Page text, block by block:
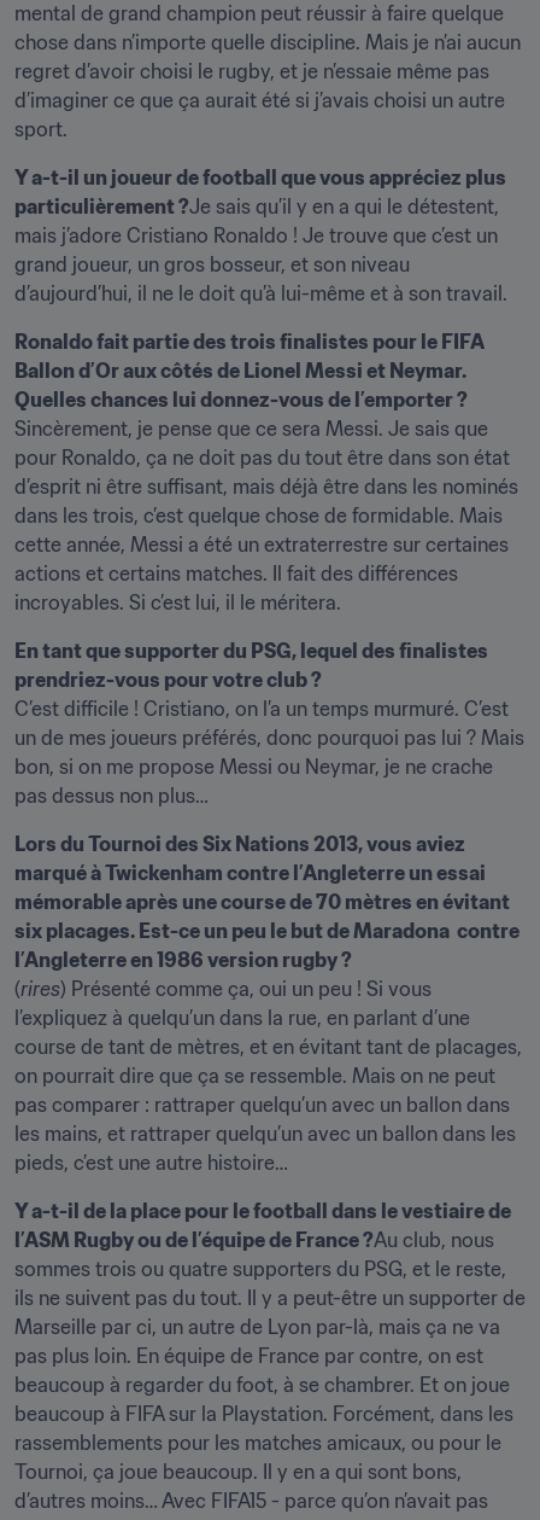
mental de grand champion peut réussir à faire quelque
chose dans n’importe quelle discipline. Mais je n’ai aucun
regret d’avoir choisi le rugby, et je n’essaie même pas
d’imaginer ce que ça aurait été si j’avais choisi un autre
sport.
Y a-t-il un joueur de football que vous appréciez plus
particulièrement ?Je sais qu’il y en a qui le détestent,
mais j’adore Cristiano Ronaldo ! Je trouve que c’est un
grand joueur, un gros bosseur, et son niveau
d’aujourd’hui, il ne le doit qu’à lui-même et à son travail.
Ronaldo fait partie des trois finalistes pour le FIFA
Ballon d’Or aux côtés de Lionel Messi et Neymar.
Quelles chances lui donnez-vous de l’emporter ?
Sincèrement, je pense que ce sera Messi. Je sais que
pour Ronaldo, ça ne doit pas du tout être dans son état
d’esprit ni être suffisant, mais déjà être dans les nominés
dans les trois, c’est quelque chose de formidable. Mais
cette année, Messi a été un extraterrestre sur certaines
actions et certains matches. Il fait des différences
incroyables. Si c’est lui, il le méritera.
En tant que supporter du PSG, lequel des finalistes
prendriez-vous pour votre club ?
C’est difficile ! Cristiano, on l’a un temps murmuré. C’est
un de mes joueurs préférés, donc pourquoi pas lui ? Mais
bon, si on me propose Messi ou Neymar, je ne crache
pas dessus non plus…
Lors du Tournoi des Six Nations 2013, vous aviez
marqué à Twickenham contre l’Angleterre un essai
mémorable après une course de 70 mètres en évitant
six placages. Est-ce un peu le but de Maradona  contre
l’Angleterre en 1986 version rugby ?
(rires) Présenté comme ça, oui un peu ! Si vous
l’expliquez à quelqu’un dans la rue, en parlant d’une
course de tant de mètres, et en évitant tant de placages,
on pourrait dire que ça se ressemble. Mais on ne peut
pas comparer : rattraper quelqu’un avec un ballon dans
les mains, et rattraper quelqu’un avec un ballon dans les
pieds, c’est une autre histoire…
Y a-t-il de la place pour le football dans le vestiaire de
l’ASM Rugby ou de l’équipe de France ?Au club, nous
sommes trois ou quatre supporters du PSG, et le reste,
ils ne suivent pas du tout. Il y a peut-être un supporter de
Marseille par ci, un autre de Lyon par-là, mais ça ne va
pas plus loin. En équipe de France par contre, on est
beaucoup à regarder du foot, à se chambrer. Et on joue
beaucoup à FIFA sur la Playstation. Forcément, dans les
rassemblements pour les matches amicaux, ou pour le
Tournoi, ça joue beaucoup. Il y en a qui sont bons,
d’autres moins… Avec FIFA15 - parce qu’on n’avait pas